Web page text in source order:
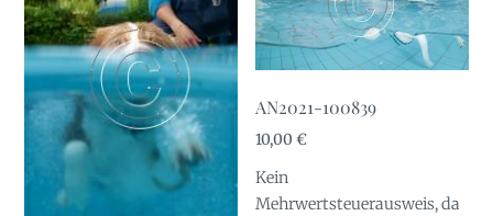
AN2021-100839
10,00€
Kein
Mehrwertsteuerausweis, da